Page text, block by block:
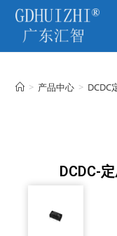
> 产品中心 > DCDC
DCDC-